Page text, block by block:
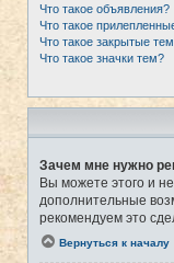
Что такое объявления?
Что такое
Что такое закрытые
Что такое значки тем?
Зачем мне нужно
Вы можете этого и
дополнительные
рекомендуем это
Вернуться к началу